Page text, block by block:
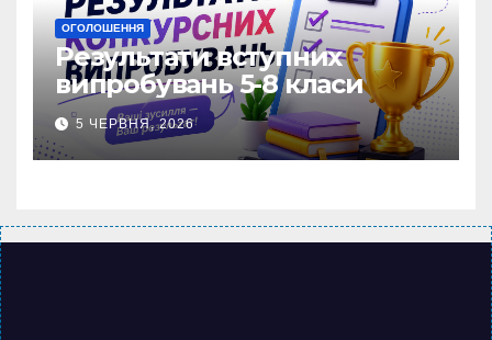
ОГОЛОШЕННЯ
Результати вступних
випробувань 5-8 класи
5 ЧЕРВНЯ, 2026